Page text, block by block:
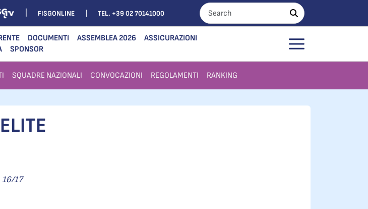
FISGONLINE TEL. +39 02 70141000
DOCUMENTI ASSEMBLEA 2026
ASSICURAZIONI
SPONSOR
SQUADRE NAZIONALI CONVOCAZIONI REGOLAMENTI RANKING
16/17